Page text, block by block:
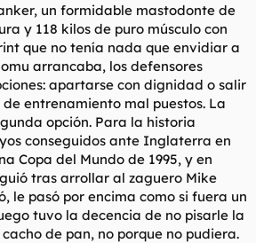
un formidable mastodonte de
y 118 kilos de puro músculo con
que no tenía nada que envidiar a
arrancaba, los defensores
apartarse con dignidad o salir
entrenamiento mal puestos. La
opción. Para la historia
conseguidos ante Inglaterra en
Copa del Mundo de 1995, y en
tras arrollar al zaguero Mike
le pasó por encima como si fuera un
tuvo la decencia de no pisarle la
de pan, no porque no pudiera.